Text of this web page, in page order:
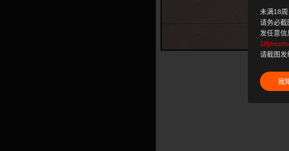
未满18周
请务必截
发任意信
请截图发
我